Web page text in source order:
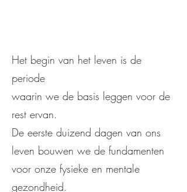
Het begin van het leven is de
periode
waarin we de basis leggen voor de
rest ervan.
De eerste duizend dagen van ons
leven bouwen we de fundamenten
voor onze fysieke en mentale
gezondheid.